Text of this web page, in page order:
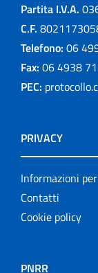
Partita I.V.A.
C.F.
Telefono: 06
Fax: 06 4938
PEC:
PRIVACY
Informazioni
Contatti
Cookie policy
PNRR